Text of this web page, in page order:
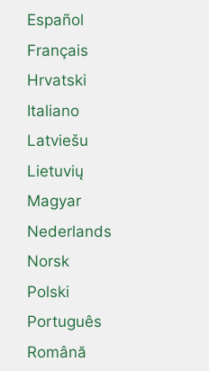
Español
Français
Hrvatski
Italiano
Latviešu
Lietuvių
Magyar
Nederlands
Norsk
Polski
Português
Română